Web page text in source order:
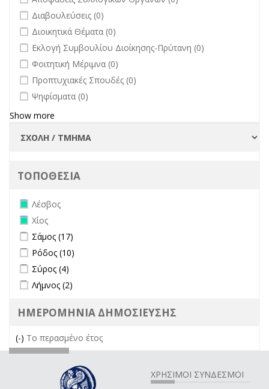
undefined
Διαβουλεύσεις (0)
undefined
Διοικητικά Θέματα (0)
undefined
Εκλογή Συμβουλίου Διοίκησης-Πρύτανη (0)
undefined
Φοιτητική Μέριμνα (0)
undefined
Προπτυχιακές Σπουδές (0)
undefined
Ψηφίσματα (0)
Show more
ΤΟΠΟΘΕΣΙΑ
Remove Λέσβος filter
Λέσβος
Remove Χίος filter
Χίος
Apply Σάμος filter
Σάμος (17)
Apply Ρόδος filter
Ρόδος (10)
Apply Σύρος filter
Σύρος (4)
Apply Λήμνος filter
Λήμνος (2)
ΗΜΕΡΟΜΗΝΙΑ ΔΗΜΟΣΙΕΥΣΗΣ
(-) Remove Το περασμένο έτος filter
Το περασμένο έτος
ΧΡΗΣΙΜΟΙ ΣΥΝΔΕΣΜΟΙ